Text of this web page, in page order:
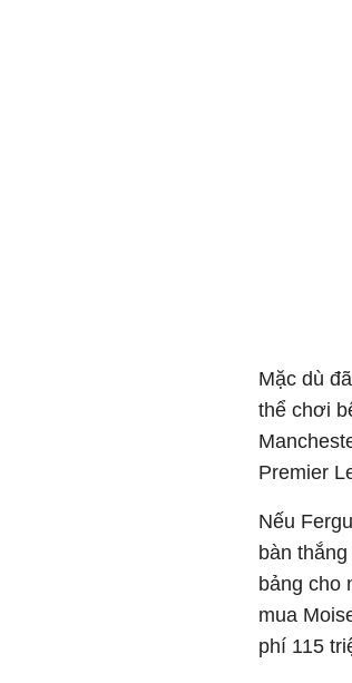
Mặc dù
thể chơi
Premier
Nếu
bàn
bảng cho
mua
phí 115